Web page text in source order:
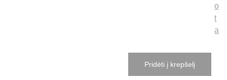
o
t
a
Pridėti į krepšelį